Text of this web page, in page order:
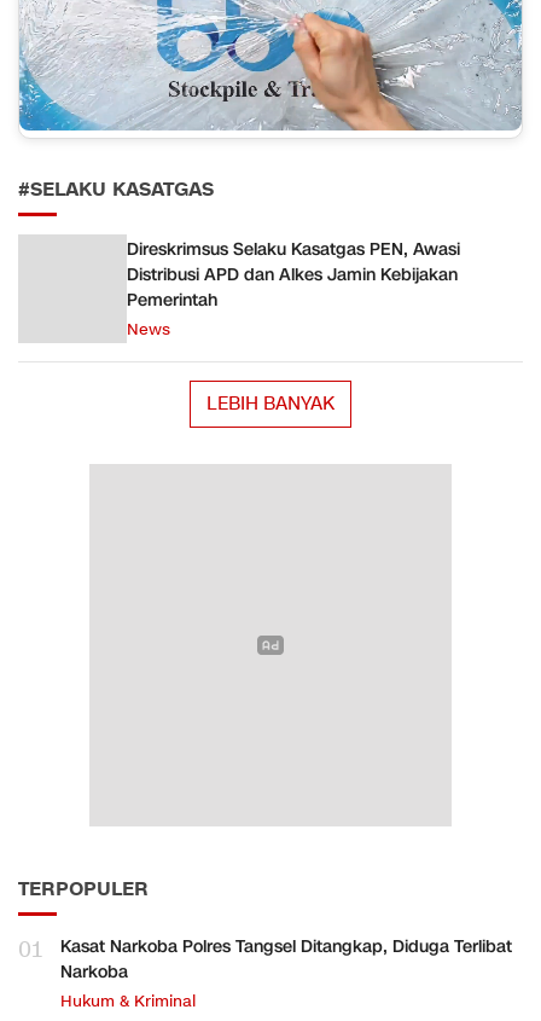
#SELAKU KASATGAS
Direskrimsus Selaku Kasatgas PEN, Awasi
Distribusi APD dan Alkes Jamin Kebijakan
Pemerintah
News
LEBIH BANYAK
TERPOPULER
01
Kasat Narkoba Polres Tangsel Ditangkap, Diduga Terlibat
Narkoba
Hukum & Kriminal